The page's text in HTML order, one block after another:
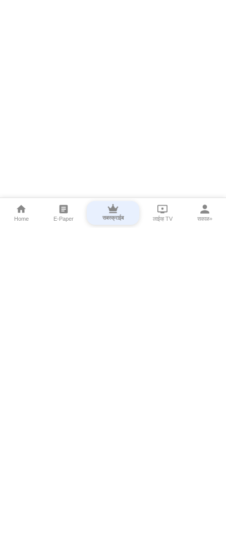
Home E-Paper सबस्क्राईब लाईव्ह TV सकाळ+